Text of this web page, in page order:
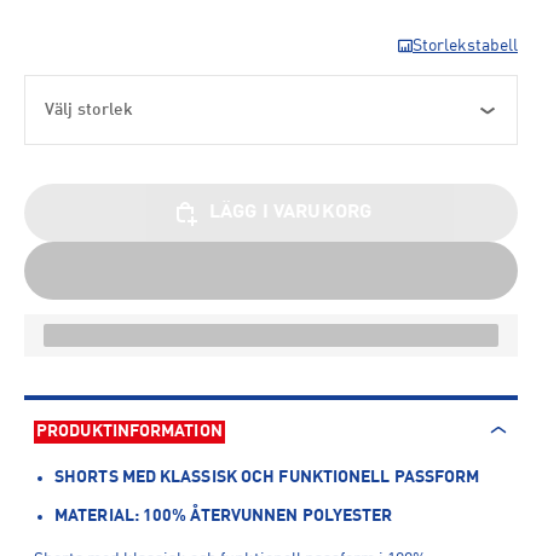
Storlekstabell
Välj storlek
PRODUKTINFORMATION
SHORTS MED KLASSISK OCH FUNKTIONELL PASSFORM
MATERIAL: 100% ÅTERVUNNEN POLYESTER